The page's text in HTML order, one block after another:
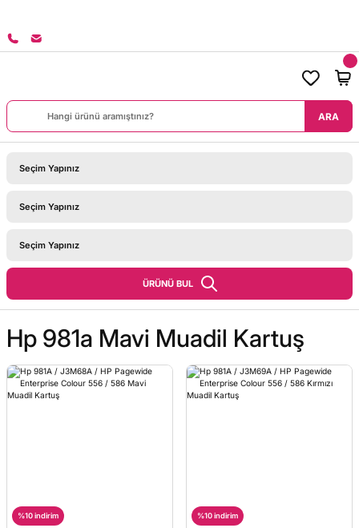
ARA
ÜRÜNÜ BUL
Hp 981a Mavi Muadil Kartuş
%10 indirim %10 indirim